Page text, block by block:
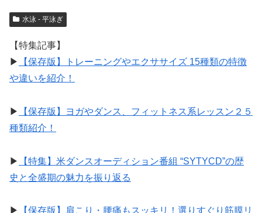
水泳 - 平泳ぎ
【特集記事】
▶︎
【保存版】トレーニングやエクササイズ 15種類の特徴
や違いを紹介！
▶︎
【保存版】ヨガやダンス、フィットネス系レッスン２５
種類紹介！
▶︎
【特集】米ダンスオーディション番組 “SYTYCD”の歴
史と全盛期の魅力を振り返る
▶︎
【保存版】肩こり・腰痛もスッキリ！選りすぐり筋膜リ